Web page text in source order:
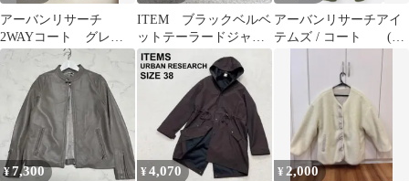
アーバンリサーチ
2WAYコート グレ
ー ノーカラー フー
ド トレンチコート
ITEM ブラックベルベ
ットテーラードジャケ
ット
アーバンリサーチアイ
テムズ / コート (新
¥7,300 ¥4,070 ¥2,000